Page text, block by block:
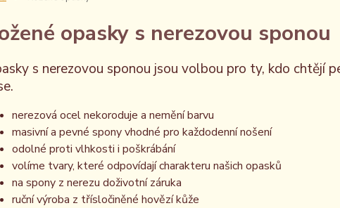
opasky s nerezovou sponou
s nerezovou sponou jsou volbou pro ty, kdo chtějí
nerezová ocel nekoroduje a nemění barvu
masivní a pevné spony vhodné pro každodenní nošení
odolné proti vlhkosti i poškrábání
volíme tvary, které odpovídají charakteru našich opasků
na spony z nerezu doživotní záruka
ruční výroba z třísločiněné hovězí kůže